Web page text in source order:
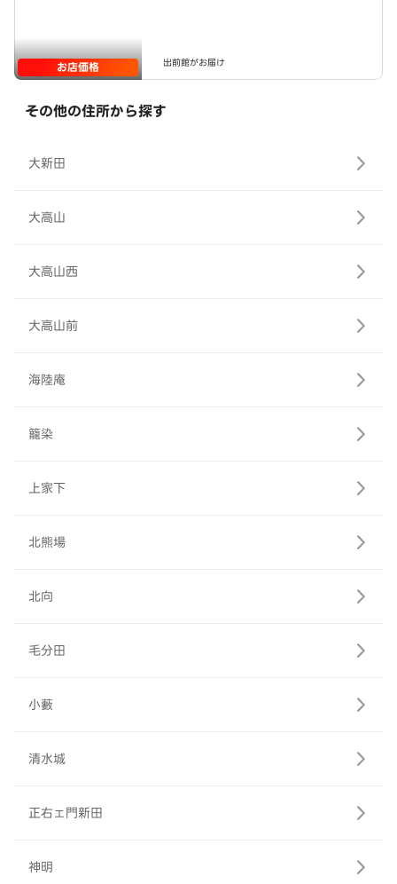
お店価格 出前館がお届け
その他の住所から探す
大新田
大高山
大高山西
大高山前
海陸庵
籠染
上家下
北熊場
北向
毛分田
小藪
清水城
正右ェ門新田
神明